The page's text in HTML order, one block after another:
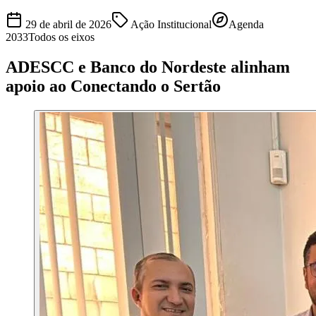
29 de abril de 2026 Ação Institucional
Agenda
2033Todos os eixos
ADESCC e Banco do Nordeste alinham
apoio ao Conectando o Sertão